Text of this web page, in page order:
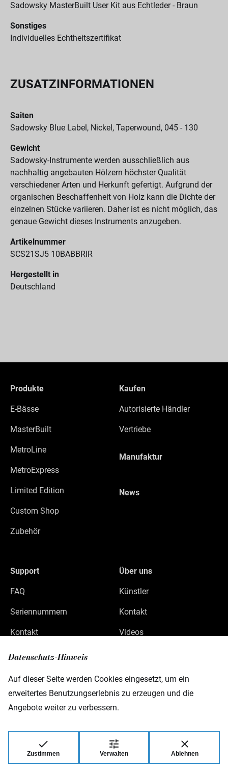
Datenschutz-Hinweis
Auf dieser Seite werden Cookies eingesetzt, um ein
erweitertes Benutzungserlebnis zu erzeugen und die
Angebote weiter zu verbessern.
Zustimmen Verwalten Ablehnen
Sadowsky MasterBuilt User Kit aus Echtleder - Braun
Sonstiges
Individuelles Echtheitszertifikat
ZUSATZINFORMATIONEN
Saiten
Sadowsky Blue Label, Nickel, Taperwound, 045 - 130
Gewicht
Sadowsky-Instrumente werden ausschließlich aus
nachhaltig angebauten Hölzern höchster Qualität
verschiedener Arten und Herkunft gefertigt. Aufgrund der
organischen Beschaffenheit von Holz kann die Dichte der
einzelnen Stücke variieren. Daher ist es nicht möglich, das
genaue Gewicht dieses Instruments anzugeben.
Artikelnummer
SCS21SJ5 10BABBRIR
Hergestellt in
Deutschland
Produkte
E-Bässe
MasterBuilt
MetroLine
MetroExpress
Limited Edition
Custom Shop
Zubehör
Kaufen
Autorisierte Händler
Vertriebe
Manufaktur
News
Support
FAQ
Seriennummern
Kontakt
Über uns
Künstler
Kontakt
Videos
Gewerbepark 46
D-08258 Markneukirchen
© 2026 Warwick GmbH & Co Music Equipment
KG.